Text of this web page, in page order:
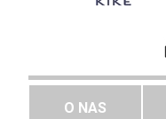
O NAS